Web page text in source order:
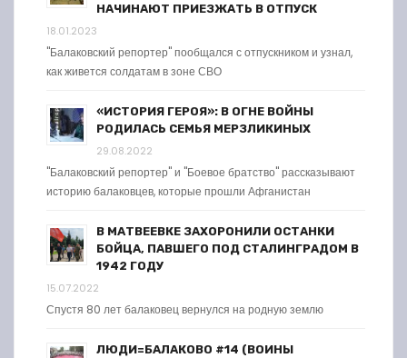
НАЧИНАЮТ ПРИЕЗЖАТЬ В ОТПУСК
18.01.2023
"Балаковский репортер" пообщался с отпускником и узнал,
как живется солдатам в зоне СВО
«ИСТОРИЯ ГЕРОЯ»: В ОГНЕ ВОЙНЫ
РОДИЛАСЬ СЕМЬЯ МЕРЗЛИКИНЫХ
29.08.2022
"Балаковский репортер" и "Боевое братство" рассказывают
историю балаковцев, которые прошли Афганистан
В МАТВЕЕВКЕ ЗАХОРОНИЛИ ОСТАНКИ
БОЙЦА, ПАВШЕГО ПОД СТАЛИНГРАДОМ В
1942 ГОДУ
15.07.2022
Спустя 80 лет балаковец вернулся на родную землю
ЛЮДИ=БАЛАКОВО #14 (ВОИНЫ